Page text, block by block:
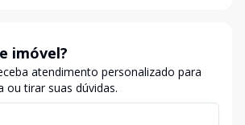
imóvel?
atendimento personalizado para
ou tirar suas dúvidas.